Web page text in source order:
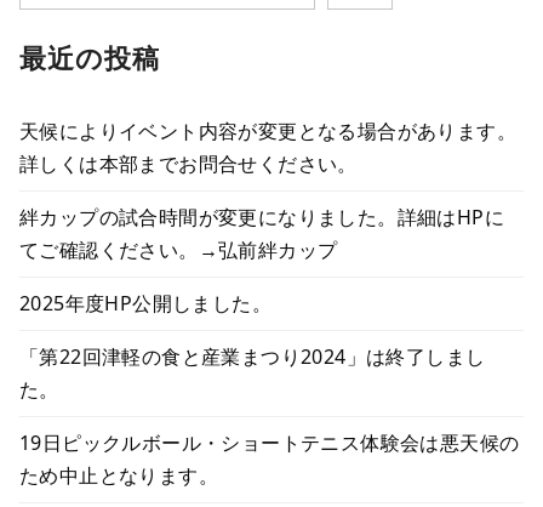
最近の投稿
天候によりイベント内容が変更となる場合があります。
詳しくは本部までお問合せください。
絆カップの試合時間が変更になりました。詳細はHPに
てご確認ください。
→弘前絆カップ
2025年度HP公開しました。
「第22回津軽の食と産業まつり2024」は終了しまし
た。
19日ピックルボール・ショートテニス体験会は悪天候の
ため中止となります。